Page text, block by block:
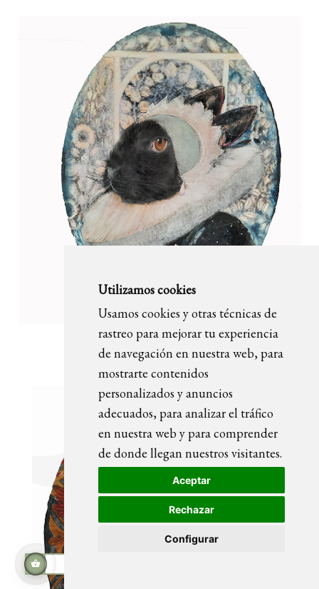
Utilizamos cookies
Usamos cookies y otras técnicas de
rastreo para mejorar tu experiencia
de navegación en nuestra web, para
mostrarte contenidos
personalizados y anuncios
adecuados, para analizar el tráfico
en nuestra web y para comprender
de donde llegan nuestros visitantes.
Aceptar
Rechazar
Configurar
OLIVIA retrato pintado